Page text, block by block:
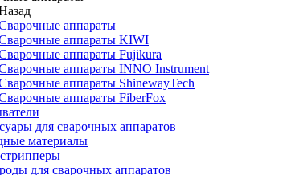
аппараты
аппараты KIWI
аппараты Fujikura
аппараты INNO Instrument
аппараты ShinewayTech
аппараты FiberFox
для сварочных аппаратов
материалы
для сварочных аппаратов